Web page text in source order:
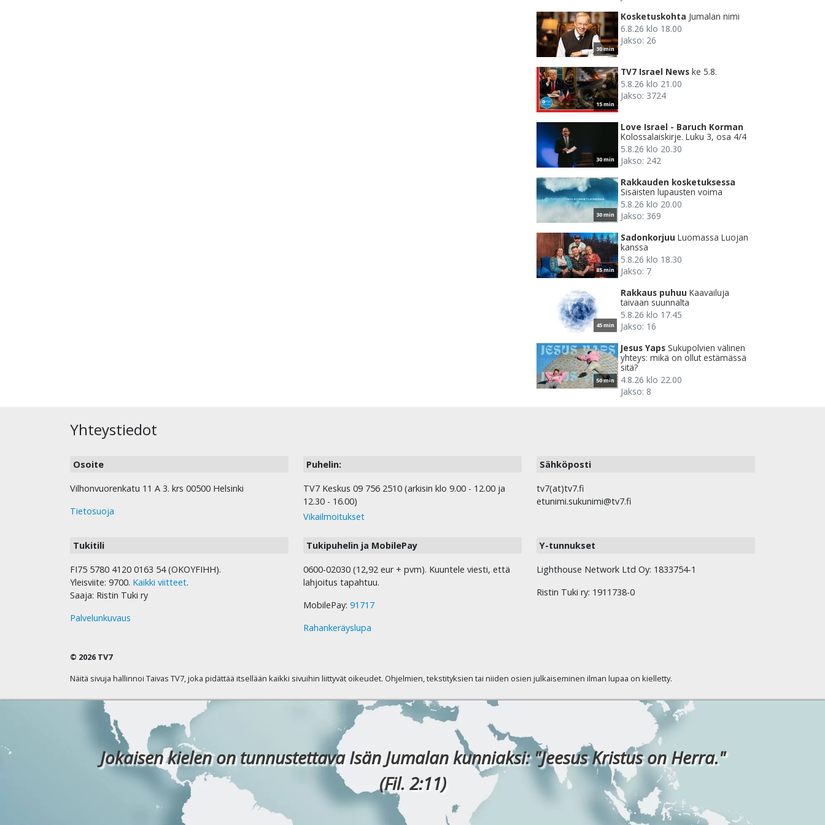
30 min
Kosketuskohta Jumalan nimi
6.8.26 klo 18.00
Jakso: 26
15 min
TV7 Israel News ke 5.8.
5.8.26 klo 21.00
Jakso: 3724
30 min
Love Israel - Baruch Korman
Kolossalaiskirje. Luku 3, osa 4/4
5.8.26 klo 20.30
Jakso: 242
30 min
Rakkauden kosketuksessa
Sisäisten lupausten voima
5.8.26 klo 20.00
Jakso: 369
85 min
Sadonkorjuu Luomassa Luojan
kanssa
5.8.26 klo 18.30
Jakso: 7
45 min
Rakkaus puhuu Kaavailuja
taivaan suunnalta
5.8.26 klo 17.45
Jakso: 16
50 min
Jesus Yaps Sukupolvien välinen
yhteys: mikä on ollut estämässä
sitä?
4.8.26 klo 22.00
Jakso: 8
Yhteystiedot
Osoite
Vilhonvuorenkatu 11 A 3. krs 00500 Helsinki
Tietosuoja
Puhelin:
TV7 Keskus 09 756 2510 (arkisin klo 9.00 - 12.00 ja
12.30 - 16.00)
Vikailmoitukset
Sähköposti
tv7(at)tv7.fi
etunimi.sukunimi@tv7.fi
Tukitili
FI75 5780 4120 0163 54 (OKOYFIHH).
Yleisviite: 9700. Kaikki viitteet.
Saaja: Ristin Tuki ry
Palvelunkuvaus
Tukipuhelin ja MobilePay
0600-02030 (12,92 eur + pvm). Kuuntele viesti, että
lahjoitus tapahtuu.
MobilePay: 91717
Rahankeräyslupa
Y-tunnukset
Lighthouse Network Ltd Oy: 1833754-1
Ristin Tuki ry: 1911738-0
© 2026 TV7
Näitä sivuja hallinnoi Taivas TV7, joka pidättää itsellään kaikki sivuihin liittyvät oikeudet. Ohjelmien, tekstityksien tai niiden osien julkaiseminen ilman lupaa on kielletty.
Jokaisen kielen on tunnustettava Isän Jumalan kunniaksi: "Jeesus Kristus on Herra."
(Fil. 2:11)